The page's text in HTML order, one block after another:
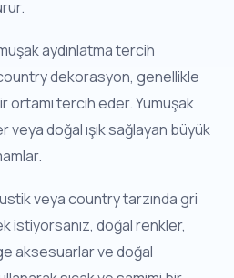
aydınlatma tercih
dekorasyon, genellikle
ortamı tercih eder. Yumuşak
doğal ışık sağlayan büyük
veya country tarzında gri
istiyorsanız, doğal renkler,
aksesuarlar ve doğal